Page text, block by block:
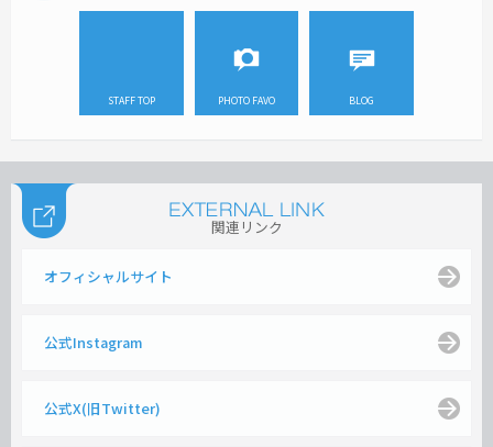
STAFF TOP PHOTO FAVO BLOG
関連リンク
オフィシャルサイト
公式Instagram
公式X(旧Twitter)